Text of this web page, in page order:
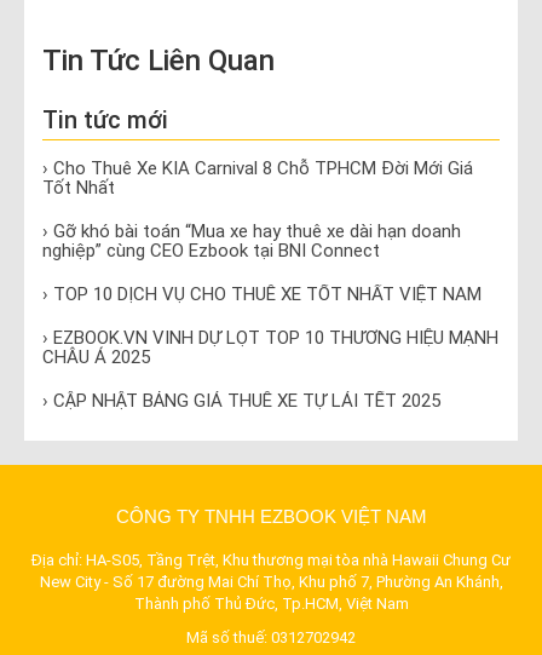
Tin Tức Liên Quan
Tin tức mới
› Cho Thuê Xe KIA Carnival 8 Chỗ TPHCM Đời Mới Giá
Tốt Nhất
› Gỡ khó bài toán “Mua xe hay thuê xe dài hạn doanh
nghiệp” cùng CEO Ezbook tại BNI Connect
› TOP 10 DỊCH VỤ CHO THUÊ XE TỐT NHẤT VIỆT NAM
› EZBOOK.VN VINH DỰ LỌT TOP 10 THƯƠNG HIỆU MẠNH
CHÂU Á 2025
› CẬP NHẬT BẢNG GIÁ THUÊ XE TỰ LÁI TẾT 2025
CÔNG TY TNHH EZBOOK VIỆT NAM
Địa chỉ: HA-S05, Tầng Trệt, Khu thương mại tòa nhà Hawaii Chung Cư
New City - Số 17 đường Mai Chí Thọ, Khu phố 7, Phường An Khánh,
Thành phố Thủ Đức, Tp.HCM, Việt Nam
Mã số thuế: 0312702942